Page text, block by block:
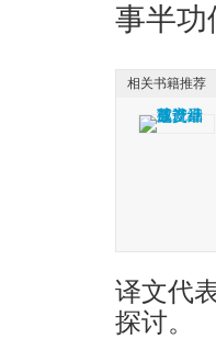
事半功
相关书籍推荐
译文代
探讨。